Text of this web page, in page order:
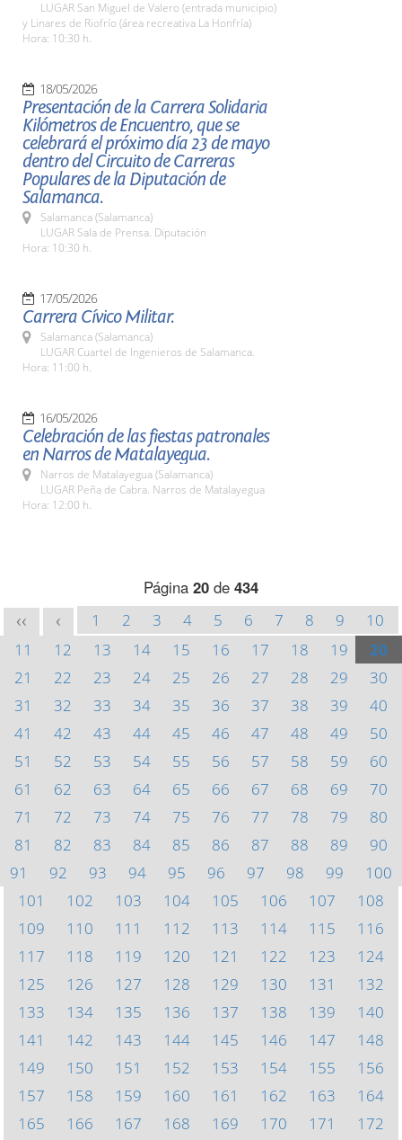
LUGAR San Miguel de Valero (entrada municipio)
y Linares de Riofrío (área recreativa La Honfría)
Hora: 10:30 h.
18/05/2026
Presentación de la Carrera Solidaria
Kilómetros de Encuentro, que se
celebrará el próximo día 23 de mayo
dentro del Circuito de Carreras
Populares de la Diputación de
Salamanca.
Salamanca (Salamanca)
LUGAR Sala de Prensa. Diputación
Hora: 10:30 h.
17/05/2026
Carrera Cívico Militar.
Salamanca (Salamanca)
LUGAR Cuartel de Ingenieros de Salamanca.
Hora: 11:00 h.
16/05/2026
Celebración de las fiestas patronales
en Narros de Matalayegua.
Narros de Matalayegua (Salamanca)
LUGAR Peña de Cabra. Narros de Matalayegua
Hora: 12:00 h.
Página 20 de 434
<< < 1 2 3 4 5 6 7 8 9
10
11
12 13 14 15 16 17 18 19
20
21
22 23 24 25 26 27 28 29
30
31
32 33 34 35 36 37 38 39
40
41
42 43 44 45 46 47 48 49
50
51
52 53 54 55 56 57 58 59
60
61
62 63 64 65 66 67 68 69
70
71
72 73 74 75 76 77 78 79
80
81
82 83 84 85 86 87 88 89
90
91
92 93 94 95 96 97 98 99
100
101
102 103 104 105 106 107
108
109
110 111 112 113 114 115
116
117
118 119 120 121 122 123
124
125
126 127 128 129 130 131
132
133
134 135 136 137 138 139
140
141
142 143 144 145 146 147
148
149
150 151 152 153 154 155
156
157
158 159 160 161 162 163
164
165
166 167 168 169 170 171
172